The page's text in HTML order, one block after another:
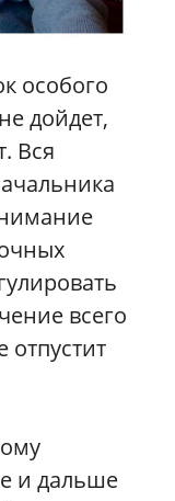
особого
дойдет,
Вся
всего
отпустит
и дальше